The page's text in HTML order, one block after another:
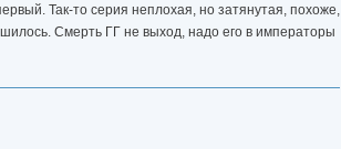
Так-то серия неплохая, но затянутая, похоже,
Смерть ГГ не выход, надо его в императоры